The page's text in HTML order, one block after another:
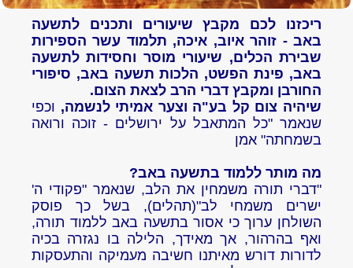
ריכזנו לכם מקבץ שיעורים ותכנים לתשעה
באב - זוהר איוב, איכה, תלמוד עשר הספירות
שבירת הכלים, שיעורי מוסר וחסידות לתשעה
באב, פינת הפשט, הלכות תשעה באב, סיפורי
החורבן ומקבץ דברי הרב לצאת הצום.
שיהיה צום קל בע"ה וצער אמיתי לנשמה, וכפי
שנאמר "כל המתאבל על ירושלים - זוכה ורואה
בשמחתה" אמן
מה מותר ללמוד בתשעה באב?
"דברי תורה משמחין את הלב, שנאמר "פקודי ה'
ישרים משמחי לב"(תהלים), בשל כך פוסק
השולחן ערוך כי אסור בתשעה באב ללמוד תורה,
ואף בהרהור, אך מאידך, הלילה בו נגזרה בכיה
לדורות דורש מאיתנו חשיבה מעמיקה והתעסקות